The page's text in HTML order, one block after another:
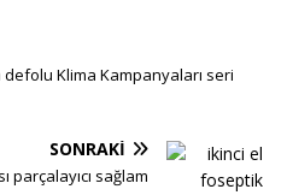
Klima Kampanyaları seri
SONRAKI
parçalayıcı sağlam